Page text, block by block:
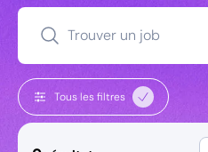
Trouver un job
Tous les filtres